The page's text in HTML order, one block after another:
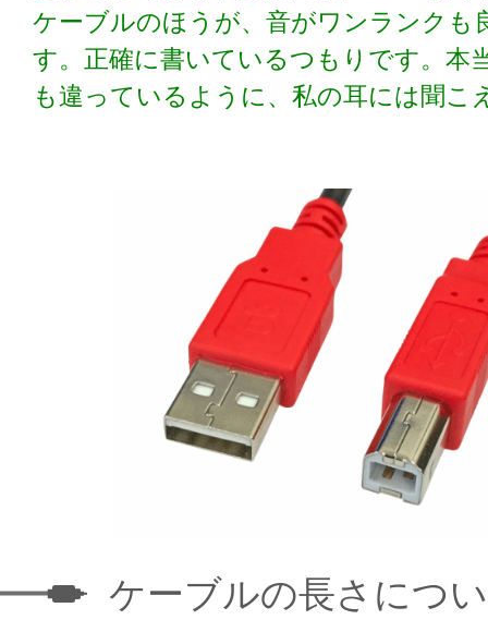
ケーブルのほうが、音がワンランクも
す。正確に書いているつもりです。本
も違っているように、私の耳には聞こ
ケーブルの長さにつ